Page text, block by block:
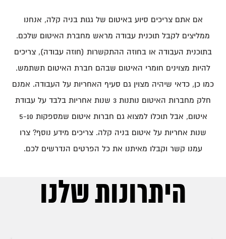
אם אתם צריכים סיוע באיטום של גגות בניה קלה, אנחנו
ממליצים לקבל תוכנית עבודה מראש מחברת האיטום שלכם.
בתוכנית העבודה או בחוזה ההתקשרות (חוזה עבודה), צריכים
להיות מצוינים חומרי האיטום שבהם חברת האיטום תשתמש.
כמו כן, כדאי שיהיה מצוין גם סעיף האחריות על העבודה. אמנם
חלק מחברות האיטום נותנות 3 שנות אחריות בלבד על עבודת
איטום, אבל תוכלו למצוא גם חברות איטום שמספקות 5-10
שנות אחריות על איטום בניה קלה. צריכים מידע נוסף? צרו
עמנו קשר וקבלו מאיתנו את כל הפרטים הנדרשים לכם.
היתרונות שלנו